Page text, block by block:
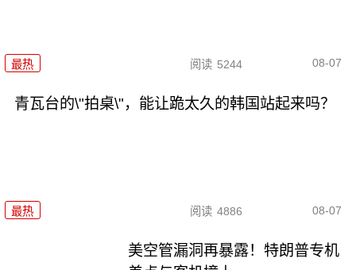
最热 阅读 5244 08-07
青瓦台的\"拍桌\"，能让跪太久的韩国站起来吗？
最热 阅读 4886 08-07
美空管漏洞再暴露！特朗普专机